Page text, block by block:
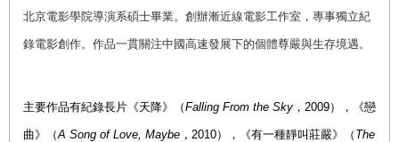
北京電影學院導演系碩士畢業。創辦漸近線電影工作室，專事獨立紀
錄電影創作。作品一貫關注中國高速發展下的個體尊嚴與生存境遇。
主要作品有紀錄長片《天降》（Falling From the Sky ，2009），《戀
曲》（A Song of Love, Maybe， 2010），《有一種靜叫莊嚴》（ The